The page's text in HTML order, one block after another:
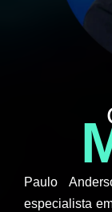
Paulo
especialista